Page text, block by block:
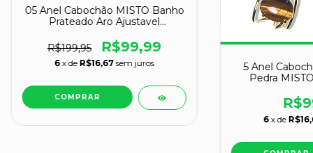
05 Anel Cabochão MISTO Banho
Prateado Aro Ajustavel
R$199,95
R$99,99
6 x de R$16,67 sem juros
5 Anel
Pedra
6 x de